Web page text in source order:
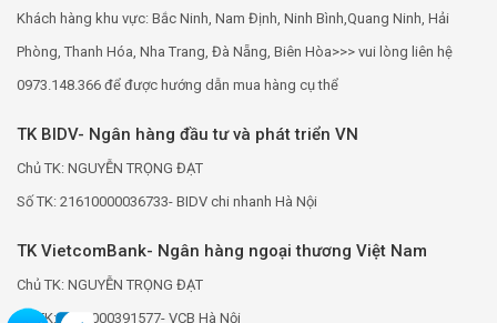
Khách hàng khu vực: Bắc Ninh, Nam Định, Ninh Bình,Quang Ninh, Hải
Phòng, Thanh Hóa, Nha Trang, Đà Nẵng, Biên Hòa>>> vui lòng liên hệ
0973.148.366 để được hướng dẫn mua hàng cụ thể
TK BIDV- Ngân hàng đầu tư và phát triển VN
Chủ TK: NGUYỄN TRỌNG ĐẠT
Số TK: 21610000036733- BIDV chi nhanh Hà Nội
TK VietcomBank- Ngân hàng ngoại thương Việt Nam
Chủ TK: NGUYỄN TRỌNG ĐẠT
Số TK: 0691000391577- VCB Hà Nội